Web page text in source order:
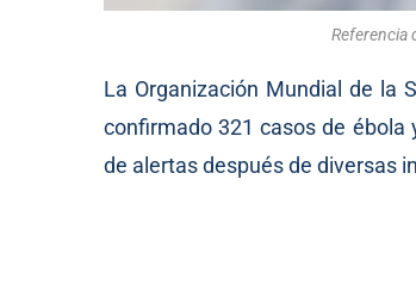
Referencia
La Organización Mundial de la
confirmado 321 casos de ébola
de alertas después de diversas